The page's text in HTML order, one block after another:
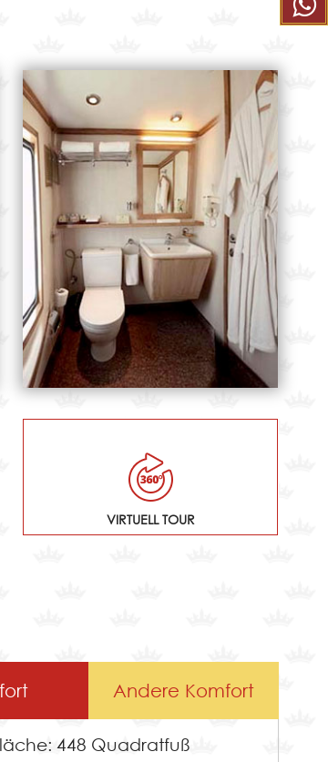
VIRTUELL TOUR
Andere Komfort
448 Quadratfuß